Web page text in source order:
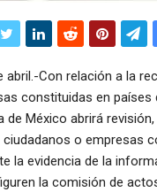
abril.-Con relación a la
constituidas en
de México abrirá
o empresas
la evidencia de la
la comisión de